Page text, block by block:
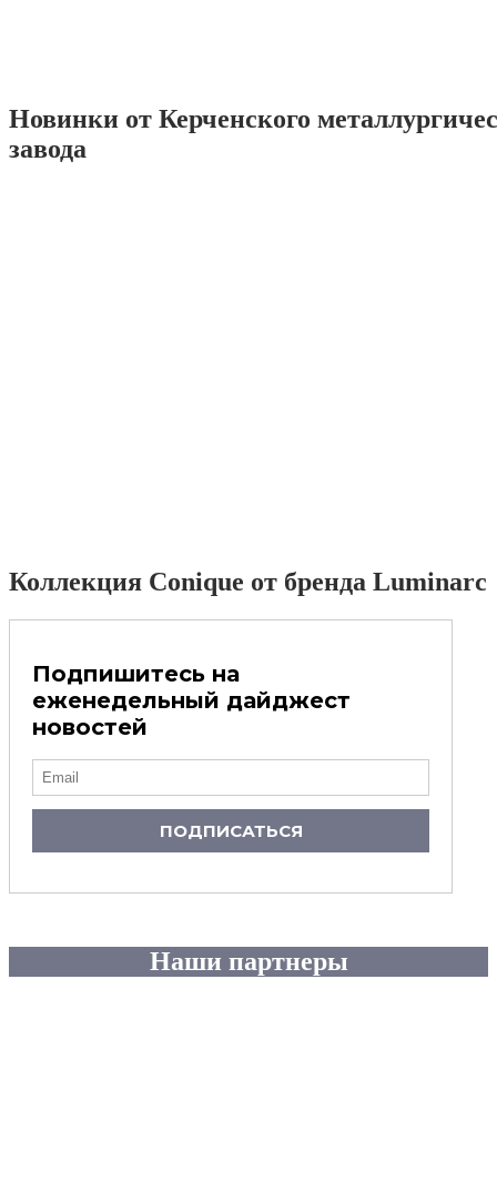
Новинки от Керченского
завода
Коллекция Conique от бренда Luminarc
Подпишитесь на
еженедельный дайджест
новостей
ПОДПИСАТЬСЯ
Наши партнеры